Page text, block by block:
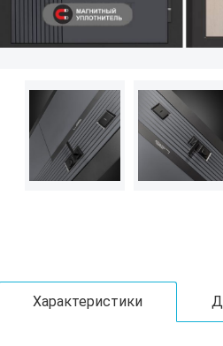
Характеристики